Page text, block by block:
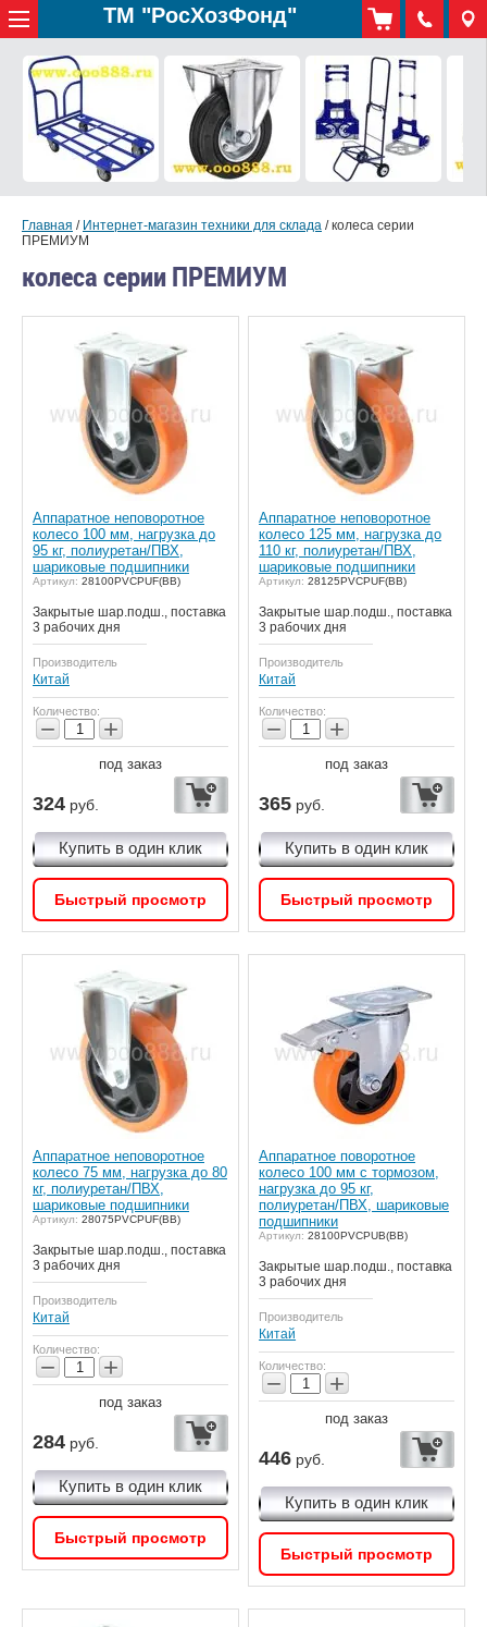
ТМ "РосХозФонд"
Главная / Интернет-магазин техники для склада /колеса серии
ПРЕМИУМ
колеса серии ПРЕМИУМ
Аппаратное неповоротное
колесо 100 мм, нагрузка до
95 кг, полиуретан/ПВХ,
шариковые подшипники
Артикул: 28100PVCPUF(BB)
Закрытые шар.подш., поставка
3 рабочих дня
Производитель
Китай
Количество:
− +
под заказ
324 руб.
Купить в один клик
Быстрый просмотр
Аппаратное неповоротное
колесо 125 мм, нагрузка до
110 кг, полиуретан/ПВХ,
шариковые подшипники
Артикул: 28125PVCPUF(BB)
Закрытые шар.подш., поставка
3 рабочих дня
Производитель
Китай
Количество:
− +
под заказ
365 руб.
Купить в один клик
Быстрый просмотр
Аппаратное неповоротное
колесо 75 мм, нагрузка до 80
кг, полиуретан/ПВХ,
шариковые подшипники
Артикул: 28075PVCPUF(BB)
Закрытые шар.подш., поставка
3 рабочих дня
Производитель
Китай
Количество:
− +
под заказ
284 руб.
Купить в один клик
Быстрый просмотр
Аппаратное поворотное
колесо 100 мм с тормозом,
нагрузка до 95 кг,
полиуретан/ПВХ, шариковые
подшипники
Артикул: 28100PVCPUB(BB)
Закрытые шар.подш., поставка
3 рабочих дня
Производитель
Китай
Количество:
− +
под заказ
446 руб.
Купить в один клик
Быстрый просмотр